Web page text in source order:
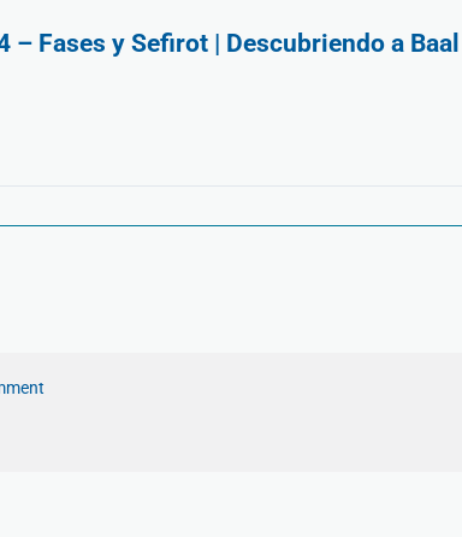
– Fases y Sefirot | Descubriendo a Baal